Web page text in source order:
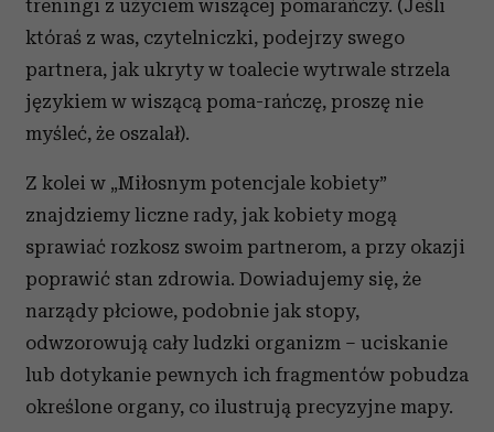
treningi z użyciem wiszącej pomarańczy. (Jeśli
któraś z was, czytelniczki, podejrzy swego
partnera, jak ukryty w toalecie wytrwale strzela
językiem w wiszącą poma-rańczę, proszę nie
myśleć, że oszalał).
Z kolei w „Miłosnym potencjale kobiety”
znajdziemy liczne rady, jak kobiety mogą
sprawiać rozkosz swoim partnerom, a przy okazji
poprawić stan zdrowia. Dowiadujemy się, że
narządy płciowe, podobnie jak stopy,
odwzorowują cały ludzki organizm – uciskanie
lub dotykanie pewnych ich fragmentów pobudza
określone organy, co ilustrują precyzyjne mapy.